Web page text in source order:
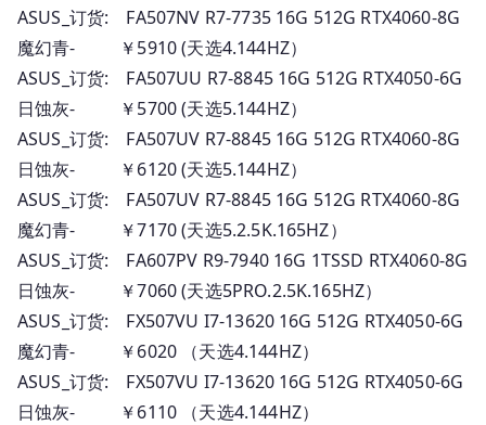
ASUS_订货: FA507NV R7-7735 16G 512G RTX4060-8G
魔幻青- ￥5910 (天选4.144HZ）
ASUS_订货: FA507UU R7-8845 16G 512G RTX4050-6G
日蚀灰- ￥5700 (天选5.144HZ）
ASUS_订货: FA507UV R7-8845 16G 512G RTX4060-8G
日蚀灰- ￥6120 (天选5.144HZ）
ASUS_订货: FA507UV R7-8845 16G 512G RTX4060-8G
魔幻青- ￥7170 (天选5.2.5K.165HZ）
ASUS_订货: FA607PV R9-7940 16G 1TSSD RTX4060-8G
日蚀灰- ￥7060 (天选5PRO.2.5K.165HZ）
ASUS_订货: FX507VU I7-13620 16G 512G RTX4050-6G
魔幻青- ￥6020 （天选4.144HZ）
ASUS_订货: FX507VU I7-13620 16G 512G RTX4050-6G
日蚀灰- ￥6110 （天选4.144HZ）